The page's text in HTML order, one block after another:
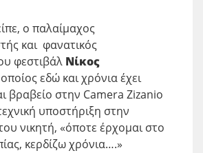
ο παλαίμαχος
και φανατικός
φεστιβάλ Νίκος
εδώ και χρόνια έχει
βραβείο στην Camera Zizanio
υποστήριξη στην
νικητή, «όποτε έρχομαι στο
κερδίζω χρόνια….»